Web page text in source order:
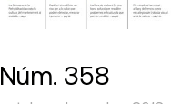
Núm. 358